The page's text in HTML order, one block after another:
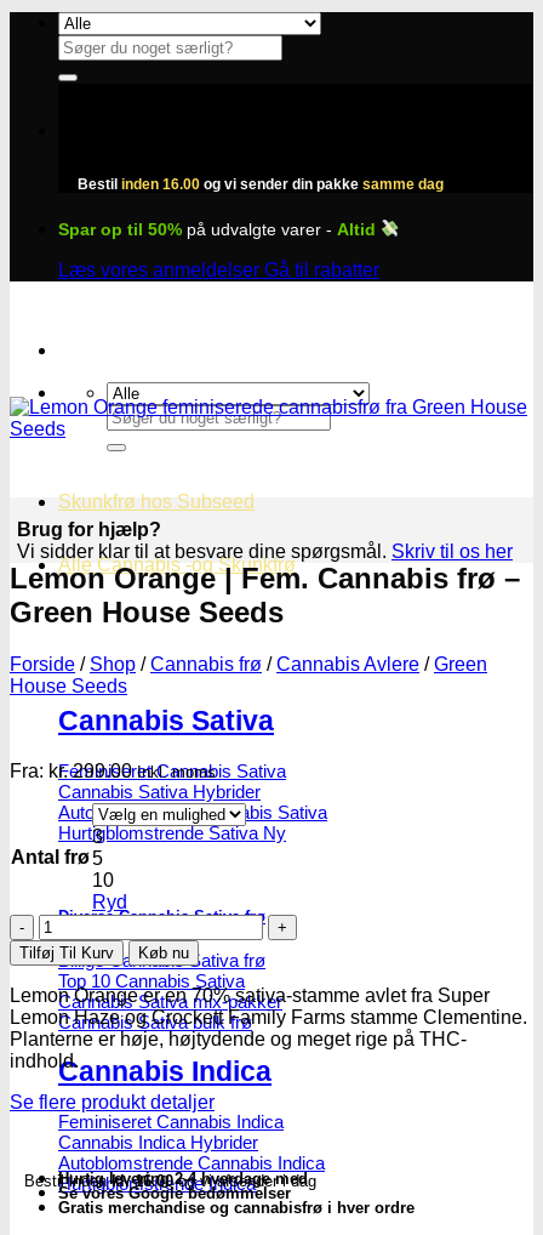
Fortsæt
indhold
Søg
efter:
Bestil inden 16.00 og vi sender din pakke samme dag
Spar op til 50% på udvalgte varer - Altid
Læs vores anmeldelser Gå til rabatter
Søg
efter:
Skunkfrø hos Subseed
Alle Cannabis -og Skunkfrø
Cannabis Sativa
Feminiseret Cannabis Sativa
Cannabis Sativa Hybrider
Autoblomstrende Cannabis Sativa
Hurtigblomstrende Sativa
Diverse Cannabis Sativa frø
Billige Cannabis Sativa frø
Top 10 Cannabis Sativa
Cannabis Sativa mix-pakker
Cannabis Sativa bulk frø
Cannabis Indica
Feminiseret Cannabis Indica
Cannabis Indica Hybrider
Autoblomstrende Cannabis Indica
Hurtigblomstrende Indica
Brug for hjælp?
Vi sidder klar til at besvare dine spørgsmål. Skriv til os her
Lemon Orange | Fem. Cannabis frø –
Green House Seeds
Forside / Shop / Cannabis frø / Cannabis Avlere / Green
House Seeds
Fra: kr.299.00 Inkl. moms
Antal frø
3
5
10
Ryd
Lemon
Orange
|
Fem.
Cannabis
frø
–
Green
House
Seeds
antal
Tilføj Til Kurv Køb nu
Lemon Orange er en 70% sativa-stamme avlet fra Super
Lemon Haze og Crockett Family Farms stamme Clementine.
Planterne er høje, højtydende og meget rige på THC-
indhold.
Se flere produkt detaljer
Bestil indenkl. 16.00og vi afsender i dag
Hurtig levering 2-4 hverdage med
Se vores Google bedømmelser
Gratis merchandise og cannabisfrø i hver ordre